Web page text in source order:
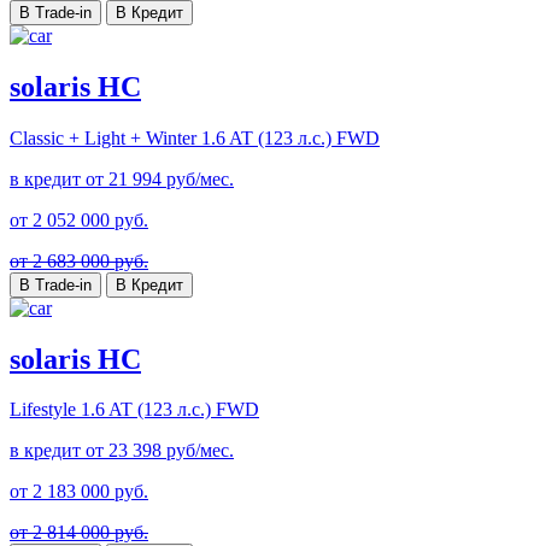
В Trade-in В Кредит
solaris HC
Classic + Light + Winter 1.6 AT (123 л.с.) FWD
в кредит от 21 994 руб/мес.
от 2 052 000 руб.
от 2 683 000 руб.
В Trade-in В Кредит
solaris HC
Lifestyle 1.6 AT (123 л.с.) FWD
в кредит от 23 398 руб/мес.
от 2 183 000 руб.
от 2 814 000 руб.